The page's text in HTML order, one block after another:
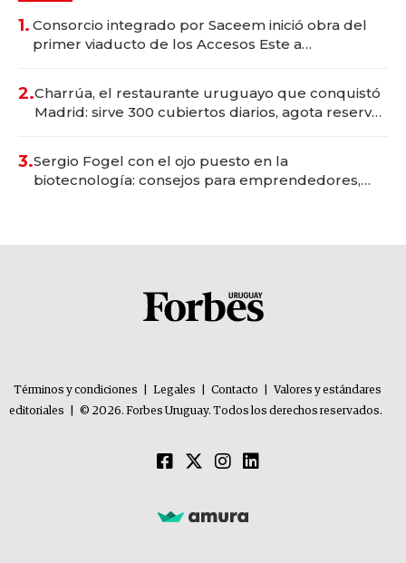
1. Consorcio integrado por Saceem inició obra del
primer viaducto de los Accesos Este a
2.Charrúa, el restaurante uruguayo que conquistó
Madrid: sirve 300 cubiertos diarios, agota reservas
3.Sergio Fogel con el ojo puesto en la
biotecnología: consejos para emprendedores,
Términos y condiciones Legales Contacto
Valores y estándares
editoriales
© 2026. Forbes Uruguay. Todos los derechos reservados.